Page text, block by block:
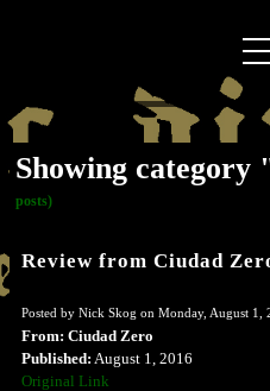
Showing category
posts)
Review from Ciudad
Posted by Nick Skog on Monday, August 1,
From: Ciudad Zero
Published: August 1, 2016
Original Link